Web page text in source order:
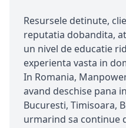
Resursele detinute,
reputatia dobandita,
un nivel de educatie
experienta vasta in
In Romania,
avand deschise pana
Bucuresti, Timisoara,
urmarind sa continue